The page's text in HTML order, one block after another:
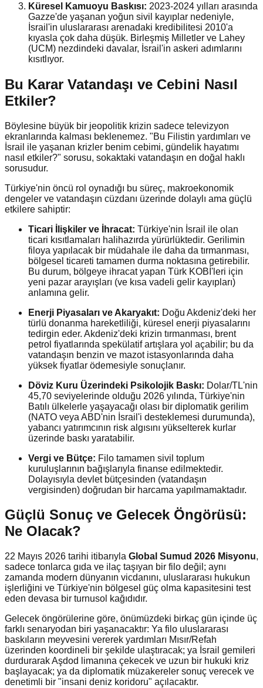
Küresel Kamuoyu Baskısı: 2023-2024 yılları arasında
Gazze'de yaşanan yoğun sivil kayıplar nedeniyle,
İsrail'in uluslararası arenadaki kredibilitesi 2010'a
kıyasla çok daha düşük. Birleşmiş Milletler ve Lahey
(UCM) nezdindeki davalar, İsrail'in askeri adımlarını
kısıtlıyor.
Bu Karar Vatandaşı ve Cebini Nasıl
Etkiler?
Böylesine büyük bir jeopolitik krizin sadece televizyon
ekranlarında kalması beklenemez. "Bu Filistin yardımları ve
İsrail ile yaşanan krizler benim cebimi, gündelik hayatımı
nasıl etkiler?" sorusu, sokaktaki vatandaşın en doğal haklı
sorusudur.
Türkiye'nin öncü rol oynadığı bu süreç, makroekonomik
dengeler ve vatandaşın cüzdanı üzerinde dolaylı ama güçlü
etkilere sahiptir:
Ticari İlişkiler ve İhracat: Türkiye'nin İsrail ile olan
ticari kısıtlamaları halihazırda yürürlüktedir. Gerilimin
filoya yapılacak bir müdahale ile daha da tırmanması,
bölgesel ticareti tamamen durma noktasına getirebilir.
Bu durum, bölgeye ihracat yapan Türk KOBİ'leri için
yeni pazar arayışları (ve kısa vadeli gelir kayıpları)
anlamına gelir.
Enerji Piyasaları ve Akaryakıt: Doğu Akdeniz'deki her
türlü donanma hareketliliği, küresel enerji piyasalarını
tedirgin eder. Akdeniz'deki krizin tırmanması, brent
petrol fiyatlarında spekülatif artışlara yol açabilir; bu da
vatandaşın benzin ve mazot istasyonlarında daha
yüksek fiyatlar ödemesiyle sonuçlanır.
Döviz Kuru Üzerindeki Psikolojik Baskı: Dolar/TL'nin
45,70 seviyelerinde olduğu 2026 yılında, Türkiye'nin
Batılı ülkelerle yaşayacağı olası bir diplomatik gerilim
(NATO veya ABD'nin İsrail'i desteklemesi durumunda),
yabancı yatırımcının risk algısını yükselterek kurlar
üzerinde baskı yaratabilir.
Vergi ve Bütçe: Filo tamamen sivil toplum
kuruluşlarının bağışlarıyla finanse edilmektedir.
Dolayısıyla devlet bütçesinden (vatandaşın
vergisinden) doğrudan bir harcama yapılmamaktadır.
Güçlü Sonuç ve Gelecek Öngörüsü:
Ne Olacak?
22 Mayıs 2026 tarihi itibarıyla Global Sumud 2026 Misyonu,
sadece tonlarca gıda ve ilaç taşıyan bir filo değil; aynı
zamanda modern dünyanın vicdanını, uluslararası hukukun
işlerliğini ve Türkiye'nin bölgesel güç olma kapasitesini test
eden devasa bir turnusol kağıdıdır.
Gelecek öngörülerine göre, önümüzdeki birkaç gün içinde üç
farklı senaryodan biri yaşanacaktır: Ya filo uluslararası
baskıların meyvesini vererek yardımları Mısır/Refah
üzerinden koordineli bir şekilde ulaştıracak; ya İsrail gemileri
durdurarak Aşdod limanına çekecek ve uzun bir hukuki kriz
başlayacak; ya da diplomatik müzakereler sonuç verecek ve
denetimli bir "insani deniz koridoru" açılacaktır.